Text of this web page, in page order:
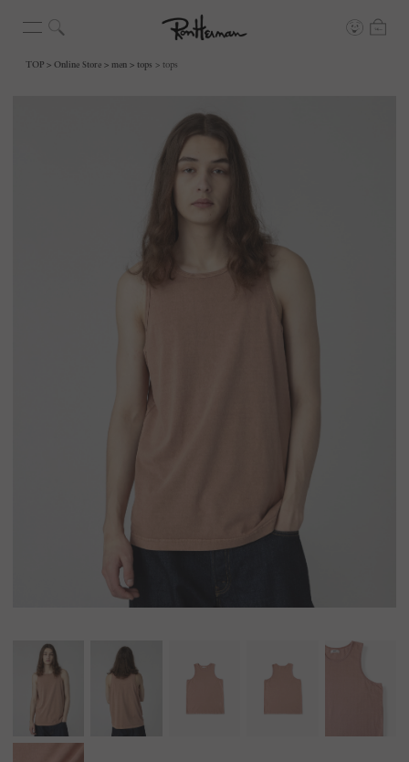
TOP Online Store men tops tops